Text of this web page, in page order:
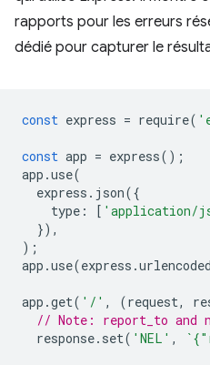
rapports pour les erreurs
dédié pour capturer le
const express = require(
const app = express();
app .use(
express . json({
type : [ 'application/
}),
);
app .use(express .urlencoded
app .get( '/' , (request,
// Note: report_to and
response. set( 'NEL' ,